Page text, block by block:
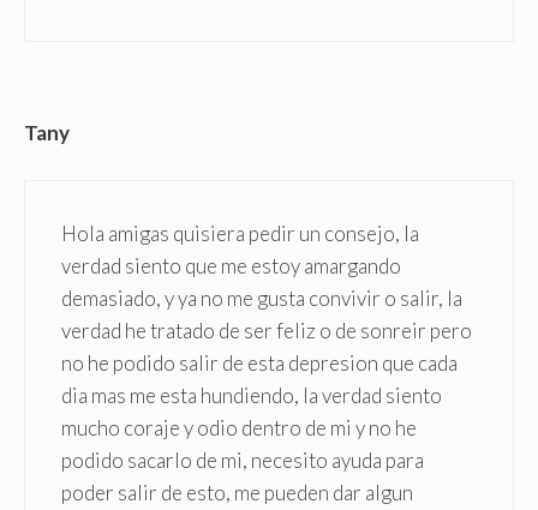
Tany
Hola amigas quisiera pedir un consejo, la
verdad siento que me estoy amargando
demasiado, y ya no me gusta convivir o salir, la
verdad he tratado de ser feliz o de sonreir pero
no he podido salir de esta depresion que cada
dia mas me esta hundiendo, la verdad siento
mucho coraje y odio dentro de mi y no he
podido sacarlo de mi, necesito ayuda para
poder salir de esto, me pueden dar algun